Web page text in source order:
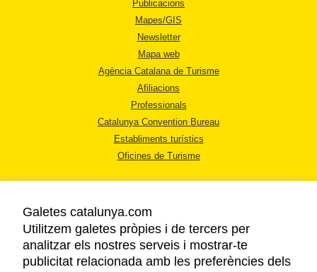
Publicacions
Mapes/GIS
Newsletter
Mapa web
Agència Catalana de Turisme
Afiliacions
Professionals
Catalunya Convention Bureau
Establiments turístics
Oficines de Turisme
AVÍS LEGAL
Galetes catalunya.com
Utilitzem galetes pròpies i de tercers per
analitzar els nostres serveis i mostrar-te
publicitat relacionada amb les preferències dels